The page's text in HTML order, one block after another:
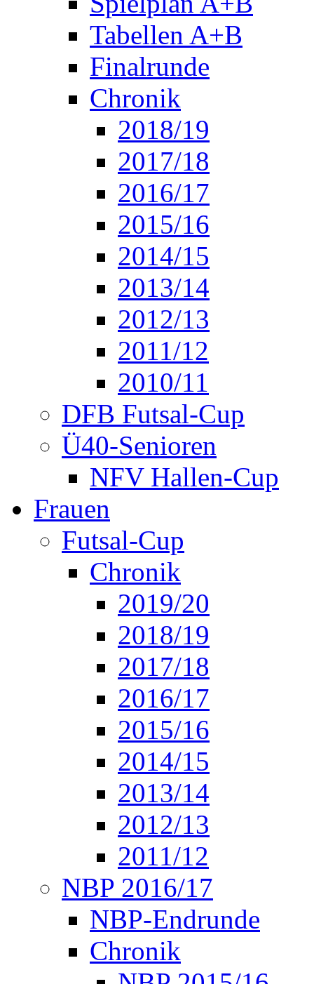
Tabellen A+B
Finalrunde
Chronik
2018/19
2017/18
2016/17
2015/16
2014/15
2013/14
2012/13
2011/12
2010/11
DFB Futsal-Cup
Ü40-Senioren
NFV Hallen-Cup
Frauen
Futsal-Cup
Chronik
2019/20
2018/19
2017/18
2016/17
2015/16
2014/15
2013/14
2012/13
2011/12
NBP 2016/17
NBP-Endrunde
Chronik